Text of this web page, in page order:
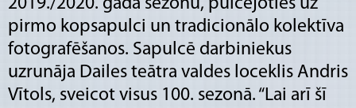
2019./2020. gada sezonu, pulcējoties uz
pirmo kopsapulci un tradicionālo kolektīva
fotografēšanos. Sapulcē darbiniekus
uzrunāja Dailes teātra valdes loceklis Andris
Vītols, sveicot visus 100. sezonā. “Lai arī šī